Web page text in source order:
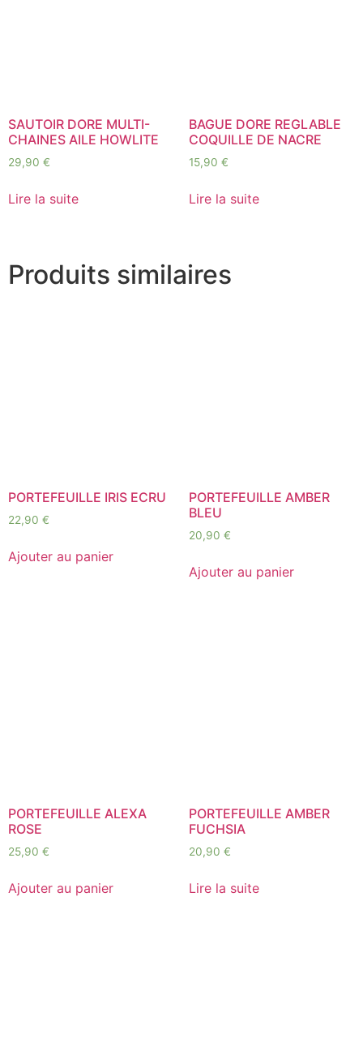
SAUTOIR DORE MULTI-
CHAINES AILE HOWLITE
29,90 €
Lire la suite
BAGUE DORE REGLABLE
COQUILLE DE NACRE
15,90 €
Lire la suite
Produits similaires
PORTEFEUILLE IRIS ECRU
22,90 €
Ajouter au panier
PORTEFEUILLE AMBER
BLEU
20,90 €
Ajouter au panier
PORTEFEUILLE ALEXA
ROSE
25,90 €
Ajouter au panier
PORTEFEUILLE AMBER
FUCHSIA
20,90 €
Lire la suite